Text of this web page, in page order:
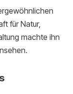
für Natur,
machte ihn